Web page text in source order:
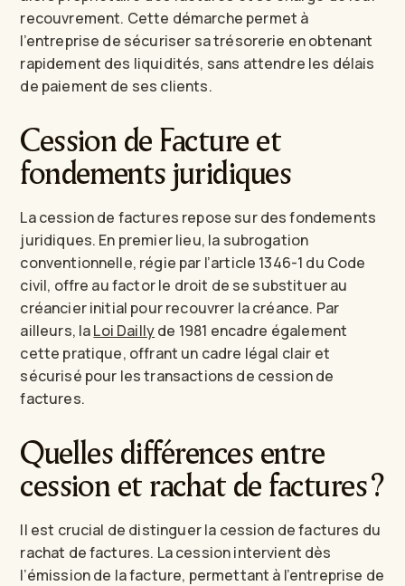
recouvrement. Cette démarche permet à
l’entreprise de sécuriser sa trésorerie en obtenant
rapidement des liquidités, sans attendre les délais
de paiement de ses clients.
Cession de Facture et
fondements juridiques
La cession de factures repose sur des fondements
juridiques. En premier lieu, la subrogation
conventionnelle, régie par l’article 1346-1 du Code
civil, offre au factor le droit de se substituer au
créancier initial pour recouvrer la créance. Par
ailleurs, laLoi Daillyde 1981 encadre également
cette pratique, offrant un cadre légal clair et
sécurisé pour les transactions de cession de
factures.
Quelles différences entre
cession et rachat de factures ?
Il est crucial de distinguer la cession de factures du
rachat de factures. La cession intervient dès
l’émission de la facture, permettant à l’entreprise de